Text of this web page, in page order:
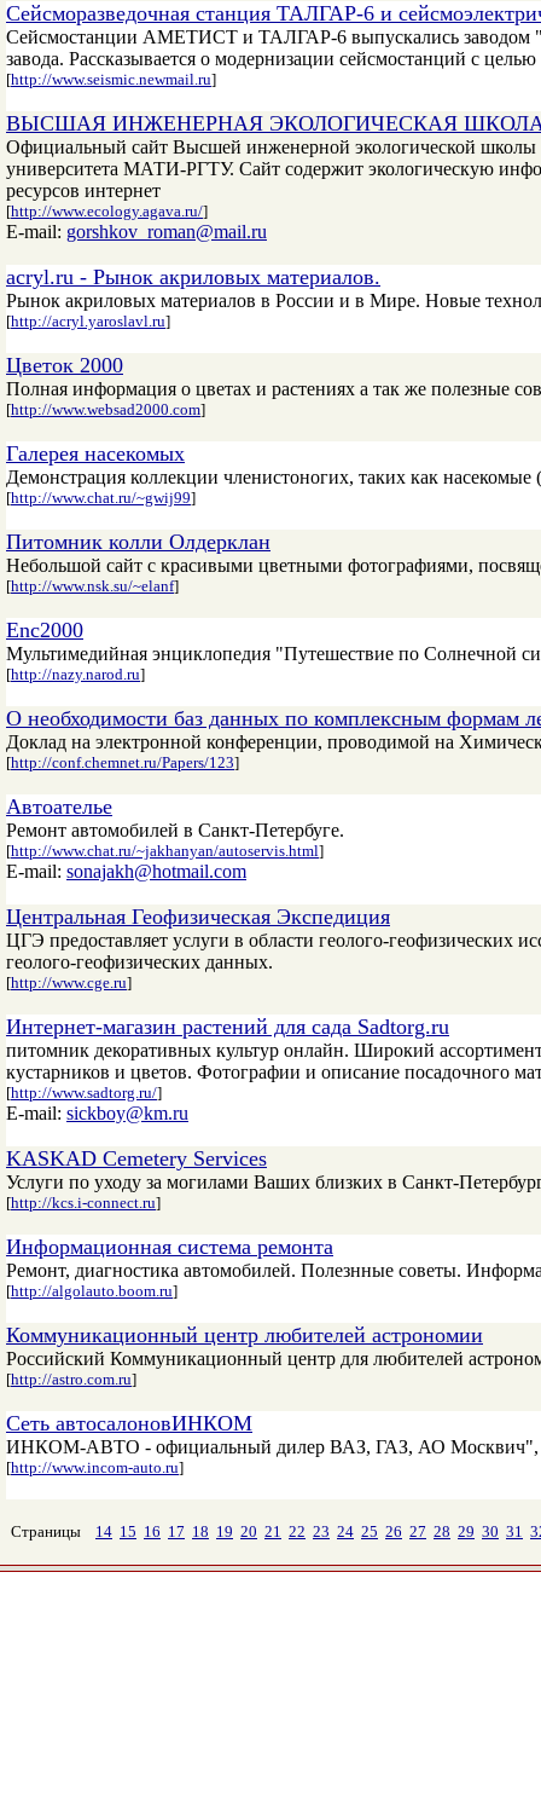
Сейсморазведочная станция ТАЛГАР-6 и
Сейсмостанции АМЕТИСТ и ТАЛГАР-6 выпускались заводом
завода. Рассказывается о модернизации сейсмостанций с
[http://www.seismic.newmail.ru]
ВЫСШАЯ ИНЖЕНЕРНАЯ ЭКОЛОГИЧЕСКАЯ
Официальный сайт Высшей инженерной экологической школы
университета МАТИ-РГТУ. Сайт содержит экологическую
ресурсов интернет
[http://www.ecology.agava.ru/]
E-mail: gorshkov_roman@mail.ru
acryl.ru - Рынок акриловых материалов.
Рынок акриловых материалов в России и в Мире. Новые
[http://acryl.yaroslavl.ru]
Цветок 2000
Полная информация о цветах и растениях а так же полезные
[http://www.websad2000.com]
Галерея насекомых
Демонстрация коллекции членистоногих, таких как
[http://www.chat.ru/~gwij99]
Питомник колли Олдерклан
Небольшой сайт с красивыми цветными фотографиями,
[http://www.nsk.su/~elanf]
Enc2000
Мультимедийная энциклопедия "Путешествие по Солнечной
[http://nazy.narod.ru]
О необходимости баз данных по комплексным формам
Доклад на электронной конференции, проводимой на
[http://conf.chemnet.ru/Papers/123]
Автоателье
Ремонт автомобилей в Санкт-Петербуге.
[http://www.chat.ru/~jakhanyan/autoservis.html]
E-mail: sonajakh@hotmail.com
Центральная Геофизическая Экспедиция
ЦГЭ предоставляет услуги в области геолого-геофизических
геолого-геофизических данных.
[http://www.cge.ru]
Интернет-магазин растений для сада Sadtorg.ru
питомник декоративных культур онлайн. Широкий
кустарников и цветов. Фотографии и описание посадочного
[http://www.sadtorg.ru/]
E-mail: sickboy@km.ru
KASKAD Cemetery Services
Услуги по уходу за могилами Ваших близких в Санкт-
[http://kcs.i-connect.ru]
Информационная система ремонта
Ремонт, диагностика автомобилей. Полезнные советы.
[http://algolauto.boom.ru]
Коммуникационный центр любителей астрономии
Российский Коммуникационный центр для любителей
[http://astro.com.ru]
Cеть автосалоновИНКОМ
ИНКОМ-АВТО - официальный дилер ВАЗ, ГАЗ, АО Москвич",
[http://www.incom-auto.ru]
Страницы 14 15 16 17 18 19 20 21 22 23 24 25 26 27 28 29 30 31